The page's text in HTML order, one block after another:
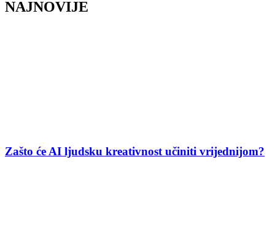
NAJNOVIJE
Zašto će AI ljudsku kreativnost učiniti vrijednijom?